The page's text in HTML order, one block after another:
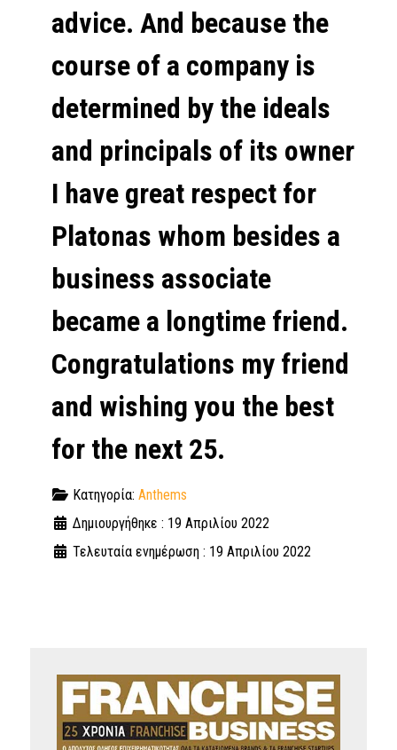
advice. And because the
course of a company is
determined by the ideals
and principals of its owner
I have great respect for
Platonas whom besides a
business associate
became a longtime friend.
Congratulations my friend
and wishing you the best
for the next 25.
Κατηγορία: Anthems
Δημιουργήθηκε : 19 Απριλίου 2022
Τελευταία ενημέρωση : 19 Απριλίου 2022